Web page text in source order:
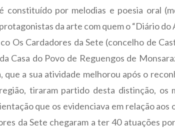
por melodias e poesia oral
da arte com quem o “Diário
Os Cardadores da Sete (concelho de
Casa do Povo de Reguengos de
a sua atividade melhorou após o
tiraram partido desta distinção, os
que os evidenciava em relação
da Sete chegaram a ter 40 atuações